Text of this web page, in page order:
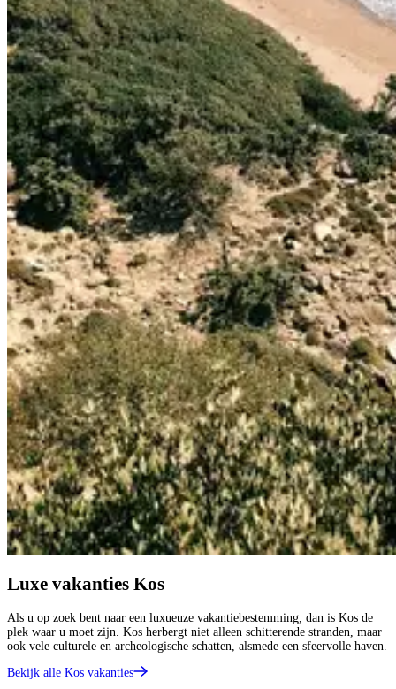
Luxe vakanties Kos
Als u op zoek bent naar een luxueuze vakantiebestemming, dan is Kos de
plek waar u moet zijn. Kos herbergt niet alleen schitterende stranden, maar
ook vele culturele en archeologische schatten, alsmede een sfeervolle haven.
Bekijk alle Kos vakanties